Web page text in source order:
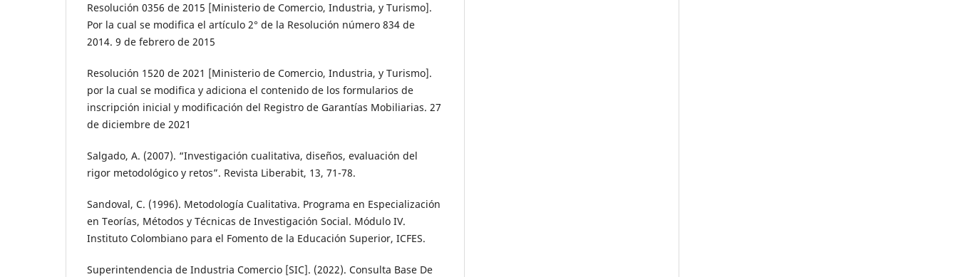
Resolución 0356 de 2015 [Ministerio de Comercio, Industria, y Turismo].
Por la cual se modifica el artículo 2° de la Resolución número 834 de
2014. 9 de febrero de 2015
Resolución 1520 de 2021 [Ministerio de Comercio, Industria, y Turismo].
por la cual se modifica y adiciona el contenido de los formularios de
inscripción inicial y modificación del Registro de Garantías Mobiliarias. 27
de diciembre de 2021
Salgado, A. (2007). “Investigación cualitativa, diseños, evaluación del
rigor metodológico y retos”. Revista Liberabit, 13, 71-78.
Sandoval, C. (1996). Metodología Cualitativa. Programa en Especialización
en Teorías, Métodos y Técnicas de Investigación Social. Módulo IV.
Instituto Colombiano para el Fomento de la Educación Superior, ICFES.
Superintendencia de Industria Comercio [SIC]. (2022). Consulta Base De